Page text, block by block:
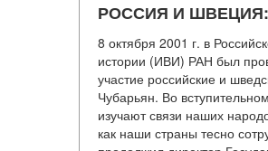
РОССИЯ И
8 октября 2001 г. в
истории (ИВИ) РАН был
участие российские и
Чубарьян. Во
изучают связи наших
как наши страны тесно